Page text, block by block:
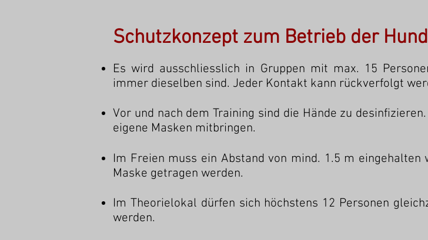
Schutzkonzept zum Betrieb der
Es wird ausschliesslich in Gruppen mit max. 15
immer dieselben sind. Jeder Kontakt kann rückverfolgt
Vor und nach dem Training sind die Hände zu
eigene Masken mitbringen.
​Im Freien muss ein Abstand von mind. 1.5 m
Maske getragen werden.
Im Theorielokal dürfen sich höchstens 12 Personen
werden.